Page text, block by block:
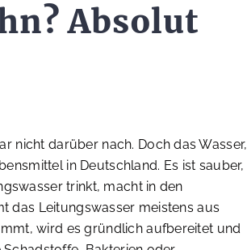
Absolut
nicht darüber nach. Doch das Wasser,
in Deutschland. Es ist sauber,
trinkt, macht in den
das Leitungswasser meistens aus
wird es gründlich aufbereitet und